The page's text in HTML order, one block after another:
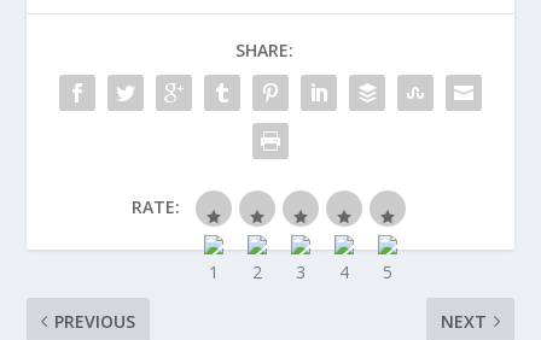
SHARE:
RATE:
PREVIOUS NEXT